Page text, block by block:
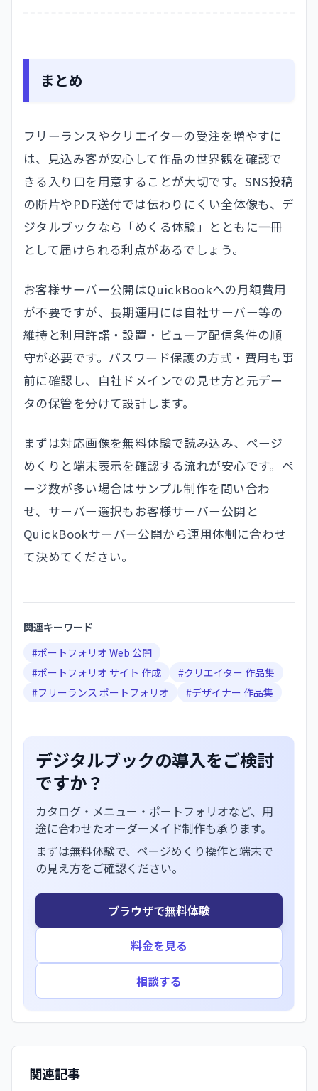
まとめ
フリーランスやクリエイターの受注を増やすに
は、見込み客が安心して作品の世界観を確認で
きる入り口を用意することが大切です。SNS投稿
の断片やPDF送付では伝わりにくい全体像も、デ
ジタルブックなら「めくる体験」とともに一冊
として届けられる利点があるでしょう。
お客様サーバー公開はQuickBookへの月額費用
が不要ですが、長期運用には自社サーバー等の
維持と利用許諾・設置・ビューア配信条件の順
守が必要です。パスワード保護の方式・費用も事
前に確認し、自社ドメインでの見せ方と元デー
タの保管を分けて設計します。
まずは対応画像を無料体験で読み込み、ページ
めくりと端末表示を確認する流れが安心です。ペ
ージ数が多い場合はサンプル制作を問い合わ
せ、サーバー選択もお客様サーバー公開と
QuickBookサーバー公開から運用体制に合わせ
て決めてください。
関連キーワード
#ポートフォリオ Web 公開
#ポートフォリオ サイト 作成 #クリエイター 作品集
#フリーランス ポートフォリオ #デザイナー 作品集
デジタルブックの導入をご検討
ですか？
カタログ・メニュー・ポートフォリオなど、用
途に合わせたオーダーメイド制作も承ります。
まずは無料体験で、ページめくり操作と端末で
の見え方をご確認ください。
ブラウザで無料体験
料金を見る
相談する
関連記事